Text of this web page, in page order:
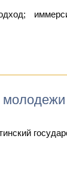
молодежи